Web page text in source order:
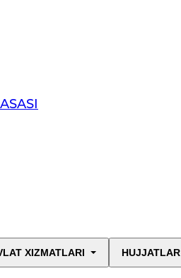
XIZMATLARI HUJJATLAR